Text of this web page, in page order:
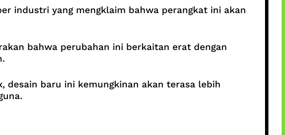
industri yang mengklaim bahwa perangkat ini akan
bahwa perubahan ini berkaitan erat dengan
desain baru ini kemungkinan akan terasa lebih